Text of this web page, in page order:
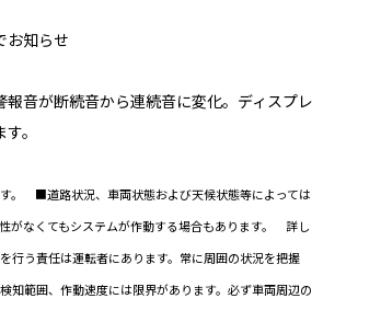
お知らせ
音が断続音から連続音に変化。ディスプレ
。
。 ■道路状況、車両状態および天候状態等によっては
がなくてもシステムが作動する場合もあります。 詳し
う責任は運転者にあります。常に周囲の状況を把握
範囲、作動速度には限界があります。必ず車両周辺の